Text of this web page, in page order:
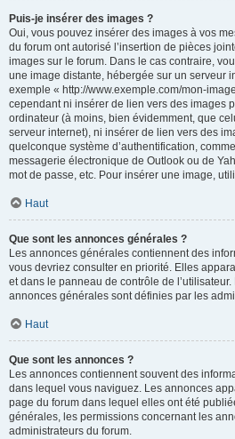
Puis-je insérer des images ?
Oui, vous pouvez insérer des images à vos
du forum ont autorisé l’insertion de pièces
images sur le forum. Dans le cas contraire,
une image distante, hébergée sur un serveur
exemple « http://www.exemple.com/mon-
cependant ni insérer de lien vers des images
ordinateur (à moins, bien évidemment, que
serveur internet), ni insérer de lien vers des
quelconque système d’authentification,
messagerie électronique de Outlook ou de
mot de passe, etc. Pour insérer une image,
Haut
Que sont les annonces générales ?
Les annonces générales contiennent des
vous devriez consulter en priorité. Elles
et dans le panneau de contrôle de
annonces générales sont définies par les
Haut
Que sont les annonces ?
Les annonces contiennent souvent des
dans lequel vous naviguez. Les annonces
page du forum dans lequel elles ont été
générales, les permissions concernant les
administrateurs du forum.